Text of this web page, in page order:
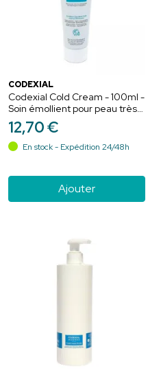
CODEXIAL
Codexial Cold Cream - 100ml -
Soin émollient pour peau très
sèche et sensible
12,70€
En stock - Expédition 24/48h
Ajouter